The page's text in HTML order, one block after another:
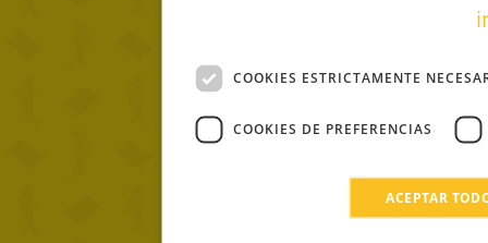
COOKIES ESTRICTAMENTE
COOKIES DE PREFERENCIAS
ACEPTAR